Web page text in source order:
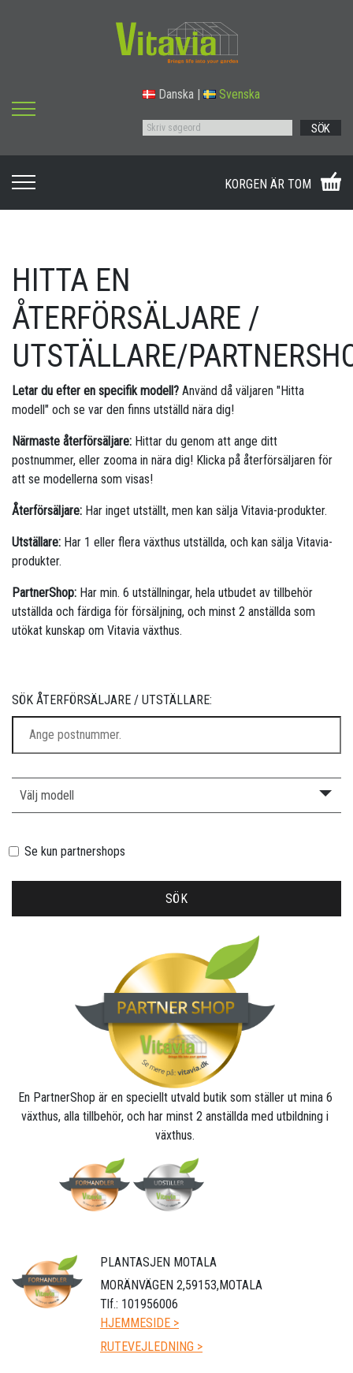
Danska Svenska
SÖK
KORGEN ÄR TOM
HITTA EN
ÅTERFÖRSÄLJARE /
UTSTÄLLARE/
Letar du efter en specifik modell? Använd då väljaren "Hitta
modell" och se var den finns utställd nära dig!
Närmaste återförsäljare: Hittar du genom att ange ditt
postnummer, eller zooma in nära dig! Klicka på återförsäljaren för
att se modellerna som visas!
Återförsäljare: Har inget utställt, men kan sälja Vitavia-produkter.
Utställare: Har 1 eller flera växthus utställda, och kan sälja Vitavia-
produkter.
PartnerShop: Har min. 6 utställningar, hela utbudet av tillbehör
utställda och färdiga för försäljning, och minst 2 anställda som
utökat kunskap om Vitavia växthus.
SÖK ÅTERFÖRSÄLJARE / UTSTÄLLARE:
Välj modell
Se kun partnershops
SÖK
En PartnerShop är en speciellt utvald butik som ställer ut mina 6
växthus, alla tillbehör, och har minst 2 anställda med utbildning i
växthus.
PLANTASJEN MOTALA
MORÄNVÄGEN 2,59153,MOTALA
Tlf.: 101956006
HJEMMESIDE >
RUTEVEJLEDNING >